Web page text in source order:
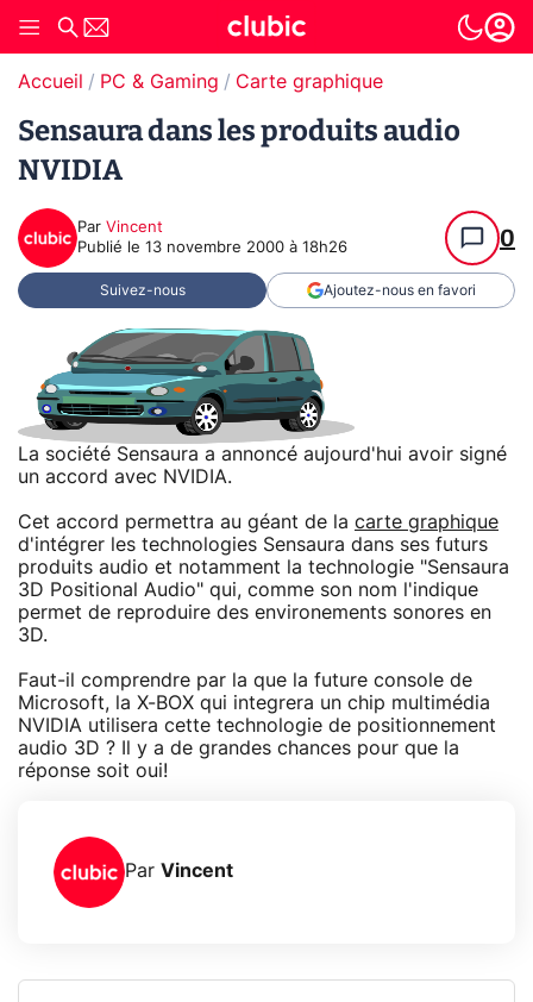
Accueil PC & Gaming Carte graphique
Sensaura dans les produits audio
NVIDIA
Par Vincent
Publié le 13 novembre 2000 à 18h26 0
Suivez-nous Ajoutez-nous en favori
La société Sensaura a annoncé aujourd'hui avoir signé
un accord avec NVIDIA.
Cet accord permettra au géant de la carte graphique
d'intégrer les technologies Sensaura dans ses futurs
produits audio et notamment la technologie "Sensaura
3D Positional Audio" qui, comme son nom l'indique
permet de reproduire des environements sonores en
3D.
Faut-il comprendre par la que la future console de
Microsoft, la X-BOX qui integrera un chip multimédia
NVIDIA utilisera cette technologie de positionnement
audio 3D ? Il y a de grandes chances pour que la
réponse soit oui!
Par Vincent